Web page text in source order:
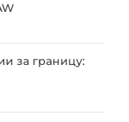
за границу: